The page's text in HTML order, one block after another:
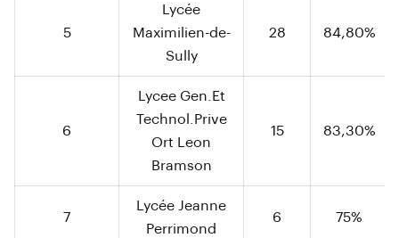
5
Lycée
Maximilien-de-
Sully
28 84,80%
6
Lycee Gen.Et
Technol.Prive
Ort Leon
Bramson
15 83,30%
7
Lycée Jeanne
Perrimond
6 75%